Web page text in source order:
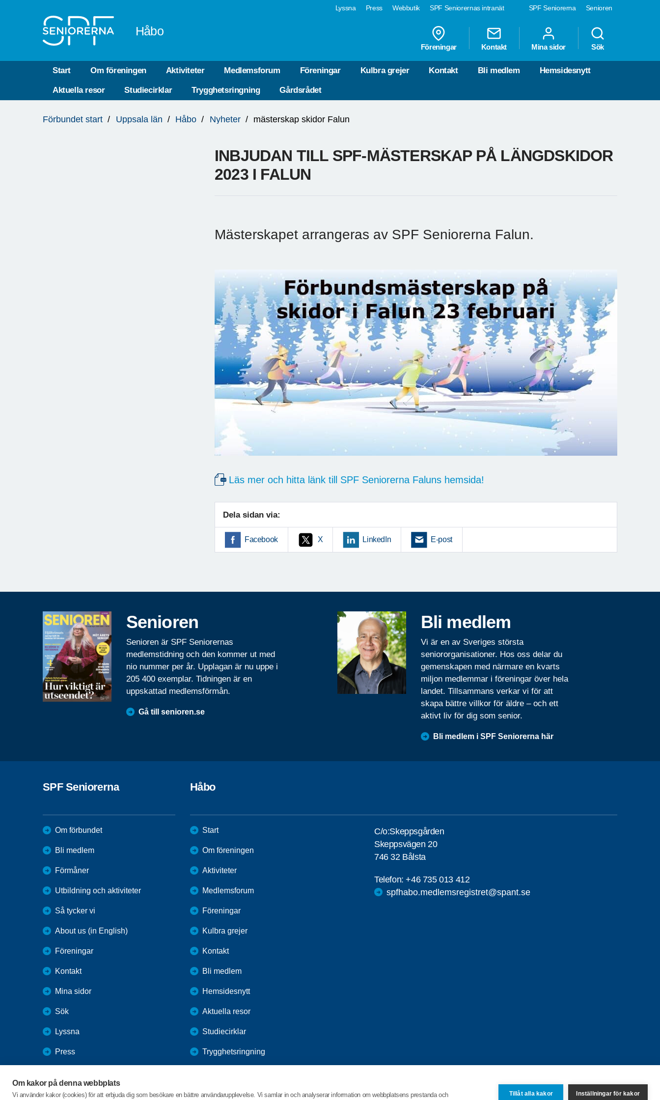
Om kakor på denna webbplats
Vi använder kakor (cookies) för att erbjuda dig som besökare en bättre användarupplevelse. Vi samlar in och analyserar information om webbplatsens prestanda och Tillåt alla kakor Inställningar för kakor
SPF Seniorerna Senioren
Lyssna Press Webbutik SPF Seniorernas intranät
Håbo
Föreningar Kontakt Mina sidor Sök
Start Om föreningen Aktiviteter Medlemsforum Föreningar Kulbra grejer Kontakt Bli medlem Hemsidesnytt
Aktuella resor Studiecirklar Trygghetsringning Gårdsrådet
är
Förbundet start Uppsala län Håbo Nyheter mästerskap skidor Falun
INBJUDAN TILL SPF-MÄSTERSKAP PÅ LÄNGDSKIDOR
2023 I FALUN
Mästerskapet arrangeras av SPF Seniorerna Falun.
Läs mer och hitta länk till SPF Seniorerna Faluns hemsida!
Dela sidan via:
Facebook X LinkedIn E-post
Senioren
Senioren är SPF Seniorernas
medlemstidning och den kommer ut med
nio nummer per år. Upplagan är nu uppe i
205 400 exemplar. Tidningen är en
uppskattad medlemsförmån.
Gå till senioren.se
Bli medlem
Vi är en av Sveriges största
seniororganisationer. Hos oss delar du
gemenskapen med närmare en kvarts
miljon medlemmar i föreningar över hela
landet. Tillsammans verkar vi för att
skapa bättre villkor för äldre – och ett
aktivt liv för dig som senior.
Bli medlem i SPF Seniorerna här
SPF Seniorerna
Om förbundet
Bli medlem
Förmåner
Utbildning och aktiviteter
Så tycker vi
About us (in English)
Föreningar
Kontakt
Mina sidor
Sök
Lyssna
Press
SPF Seniorernas intranät
Håbo
Start
Om föreningen
Aktiviteter
Medlemsforum
Föreningar
Kulbra grejer
Kontakt
Bli medlem
Hemsidesnytt
Aktuella resor
Studiecirklar
Trygghetsringning
C/o:Skeppsgården
Skeppsvägen 20
746 32 Bålsta
Telefon:+46 735 013 412
spfhabo.medlemsregistret@spant.se